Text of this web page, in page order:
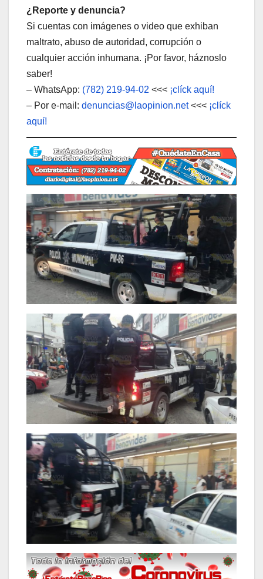
¿Reporte y denuncia?
Si cuentas con imágenes o video que exhiban
maltrato, abuso de autoridad, corrupción o
cualquier acción inhumana. ¡Por favor, háznoslo
saber!
– WhatsApp: (782) 219-94-02 <<< ¡clíck aquí!
– Por e-mail: denuncias@laopinion.net<<< ¡clíck
aquí!